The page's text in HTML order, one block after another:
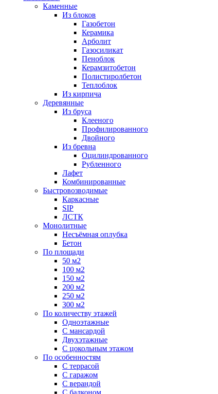
Каменные
Из блоков
Газобетон
Керамика
Арболит
Газосиликат
Пеноблок
Керамзитобетон
Полистиролбетон
Теплоблок
Из кирпича
Деревянные
Из бруса
Клееного
Профилированного
Двойного
Из бревна
Оцилиндрованного
Рубленного
Лафет
Комбинированные
Быстровозводимые
Каркасные
SIP
ЛСТК
Монолитные
Несъёмная оплубка
Бетон
По площади
50 м2
100 м2
150 м2
200 м2
250 м2
300 м2
По количеству этажей
Одноэтажные
С мансардой
Двухэтажные
С цокольным этажом
По особенностям
С террасой
С гаражом
С верандой
С балконом